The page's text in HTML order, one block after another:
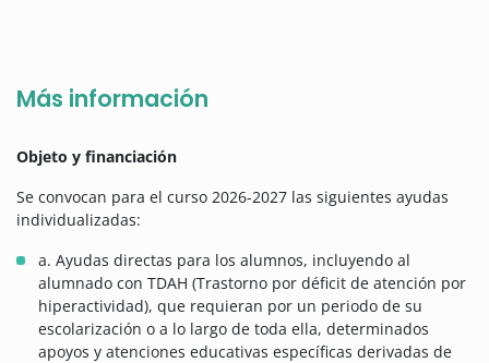
Más información
Objeto y financiación
Se convocan para el curso 2026-2027 las siguientes ayudas
individualizadas:
a. Ayudas directas para los alumnos, incluyendo al
alumnado con TDAH (Trastorno por déficit de atención por
hiperactividad), que requieran por un periodo de su
escolarización o a lo largo de toda ella, determinados
apoyos y atenciones educativas específicas derivadas de